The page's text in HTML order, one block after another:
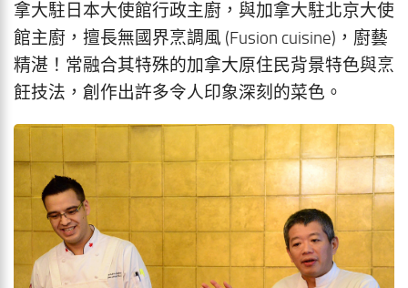
拿大駐日本大使館行政主廚，與加拿大駐北京大使
館主廚，擅長無國界烹調風 (Fusion cuisine)，廚藝
精湛！常融合其特殊的加拿大原住民背景特色與烹
飪技法，創作出許多令人印象深刻的菜色。